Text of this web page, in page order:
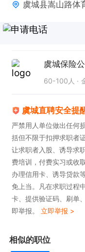
三、工作时间（自
上午：8:30—12:00
时间自由**，工作
不用坐班内卷，多跑
四、薪资福利
①薪资结构：底薪
②晋升透明公平，
③公司统一配置商
④公司提供大量客
虞城县嵩山路体
虞城保险
60-100人
虞城直聘安全提
严禁用人单位做出任何
括但不限于扣押求职者
让求职者入股、诱导求
费培训，付费实习或收
办理信用卡、诱导贷款
免上当。凡在求职过程
卡、提供验证码、刷单
即举报。 立即举报 >
相似的职位